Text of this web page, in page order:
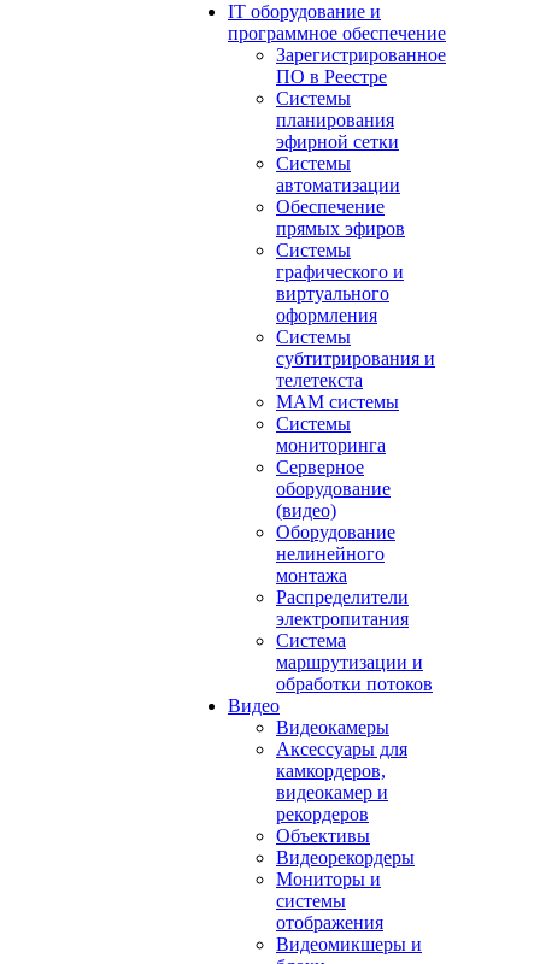
IT оборудование и
программное обеспечение
Зарегистрированное
ПО в Реестре
Системы
планирования
эфирной сетки
Системы
автоматизации
Обеспечение
прямых эфиров
Системы
графического и
виртуального
оформления
Системы
субтитрирования и
телетекста
MAM системы
Системы
мониторинга
Серверное
оборудование
(видео)
Оборудование
нелинейного
монтажа
Распределители
электропитания
Система
маршрутизации и
обработки потоков
Видео
Видеокамеры
Аксессуары для
камкордеров,
видеокамер и
рекордеров
Объективы
Видеорекордеры
Мониторы и
системы
отображения
Видеомикшеры и